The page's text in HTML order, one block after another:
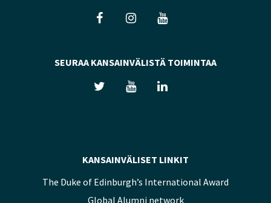
SEURAA KANSAINVÄLISTÄ TOIMINTAA
KANSAINVÄLISET LINKIT
The Duke of Edinburgh’s International Award
Global Alumni network